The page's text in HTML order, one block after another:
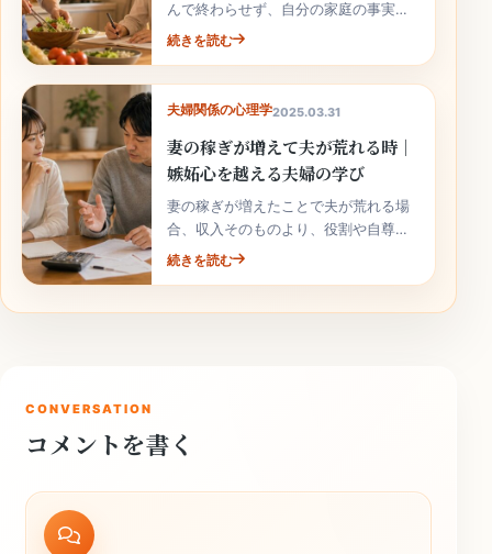
んで終わらせず、自分の家庭の事実と
次の行動へ落とし込むことが大切で
続きを読む
夫婦関係の心理学2025.03.31
妻の稼ぎが増えて夫が荒れる時｜
嫉妬心を越える夫婦の学び
妻の稼ぎが増えたことで夫が荒れる場
合、収入そのものより、役割や自尊心
の揺れが関係していることがありま
続きを読む
CONVERSATION
コメントを書く